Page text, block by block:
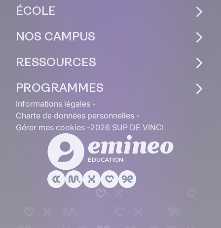
ÉCOLE
NOS CAMPUS
RESSOURCES
PROGRAMMES
Informations légales
Charte de données personnelles
Gérer mes cookies 2026 SUP DE VINCI